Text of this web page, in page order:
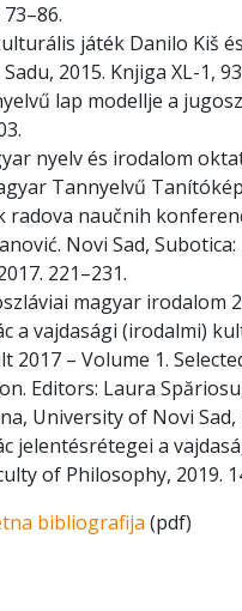
73–86.
játék Danilo Kiš
2015. Knjiga XL-1,
lap modellje a
nyelv és irodalom
Tannyelvű
radova naučnih
Novi Sad,
221–231.
magyar irodalom
a vajdasági (irodalmi)
2017 – Volume 1.
Editors: Laura
University of Novi Sad,
jelentésrétegei a
of Philosophy, 2019.
bibliografija (pdf)